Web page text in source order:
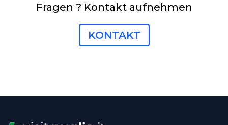
Fragen ? Kontakt aufnehmen
KONTAKT